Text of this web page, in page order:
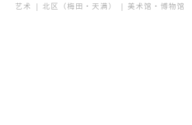
艺术 北区（梅田・天满） 美术馆・博物馆